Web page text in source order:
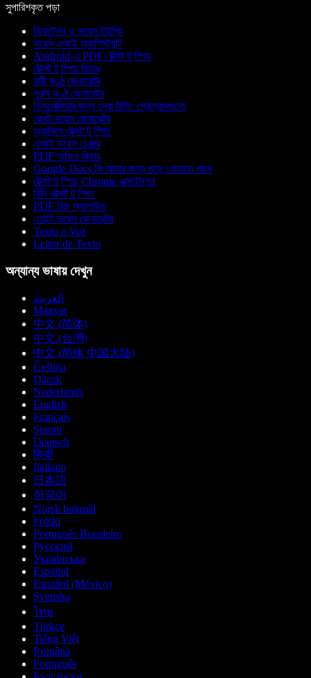
সুপারিশকৃত পড়া
ডিকটেশন ও ভয়েস টাইপিং
ভয়েস এআই অ্যাসিস্ট্যান্ট
Android-এ PDF টেক্সট টু স্পিচ
টেক্সট টু স্পিচ রিডার
নারী কণ্ঠ জেনারেটর
পুরুষ কণ্ঠ জেনারেটর
ডিসলেক্সিয়ার জন্য সেরা রিডিং প্রোগ্রামগুলো
রোবট ভয়েস জেনারেটর
অ্যানিমে টেক্সট টু স্পিচ
এআই ভয়েস চেঞ্জার
PDF অডিও রিডার
Google Docs কি আমার জন্য পড়ে শোনাতে পারে
টেক্সট টু স্পিচ Chrome এক্সটেনশন
হিন্দি টেক্সট টু স্পিচ
PDF রিড অ্যালাউড
এআই ভয়েস জেনারেটর
Texto a Voz
Leitor de Texto
অন্যান্য ভাষায় দেখুন
العربية
Magyar
中文 (简体)
中文 (台灣)
中文 (简体 中国大陆)
Čeština
Dansk
Nederlands
English
Français
Suomi
Deutsch
हिन्दी
Italiano
日本語
한국어
Norsk bokmål
Polski
Português Brasileiro
Русский
Українська
Español
Español (México)
Svenska
ไทย
Türkçe
Tiếng Việt
Română
Português